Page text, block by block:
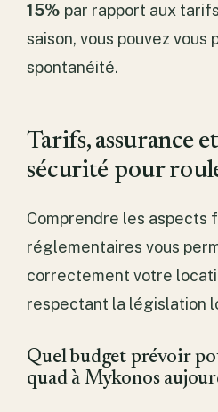
15% par rapport aux
saison, vous pouvez
spontanéité.
Tarifs, assurance
sécurité pour
Comprendre les aspects
réglementaires vous
correctement votre
respectant la législation
Quel budget prévoir
quad à Mykonos